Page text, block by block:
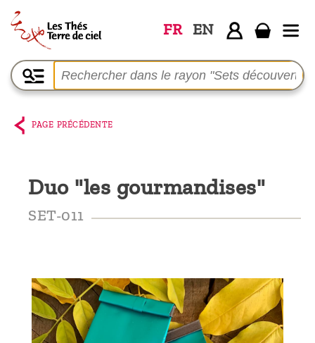
FR EN
Accueil
La
boutique
Parmi les
producteurs,
sommes-
nous ?
Découvrir
PAGE PRÉCÉDENTE
Duo "les gourmandises"
SET-011